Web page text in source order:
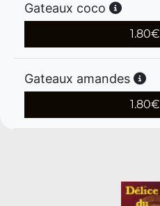
Gateaux coco
1.80€
Gateaux amandes
1.80€